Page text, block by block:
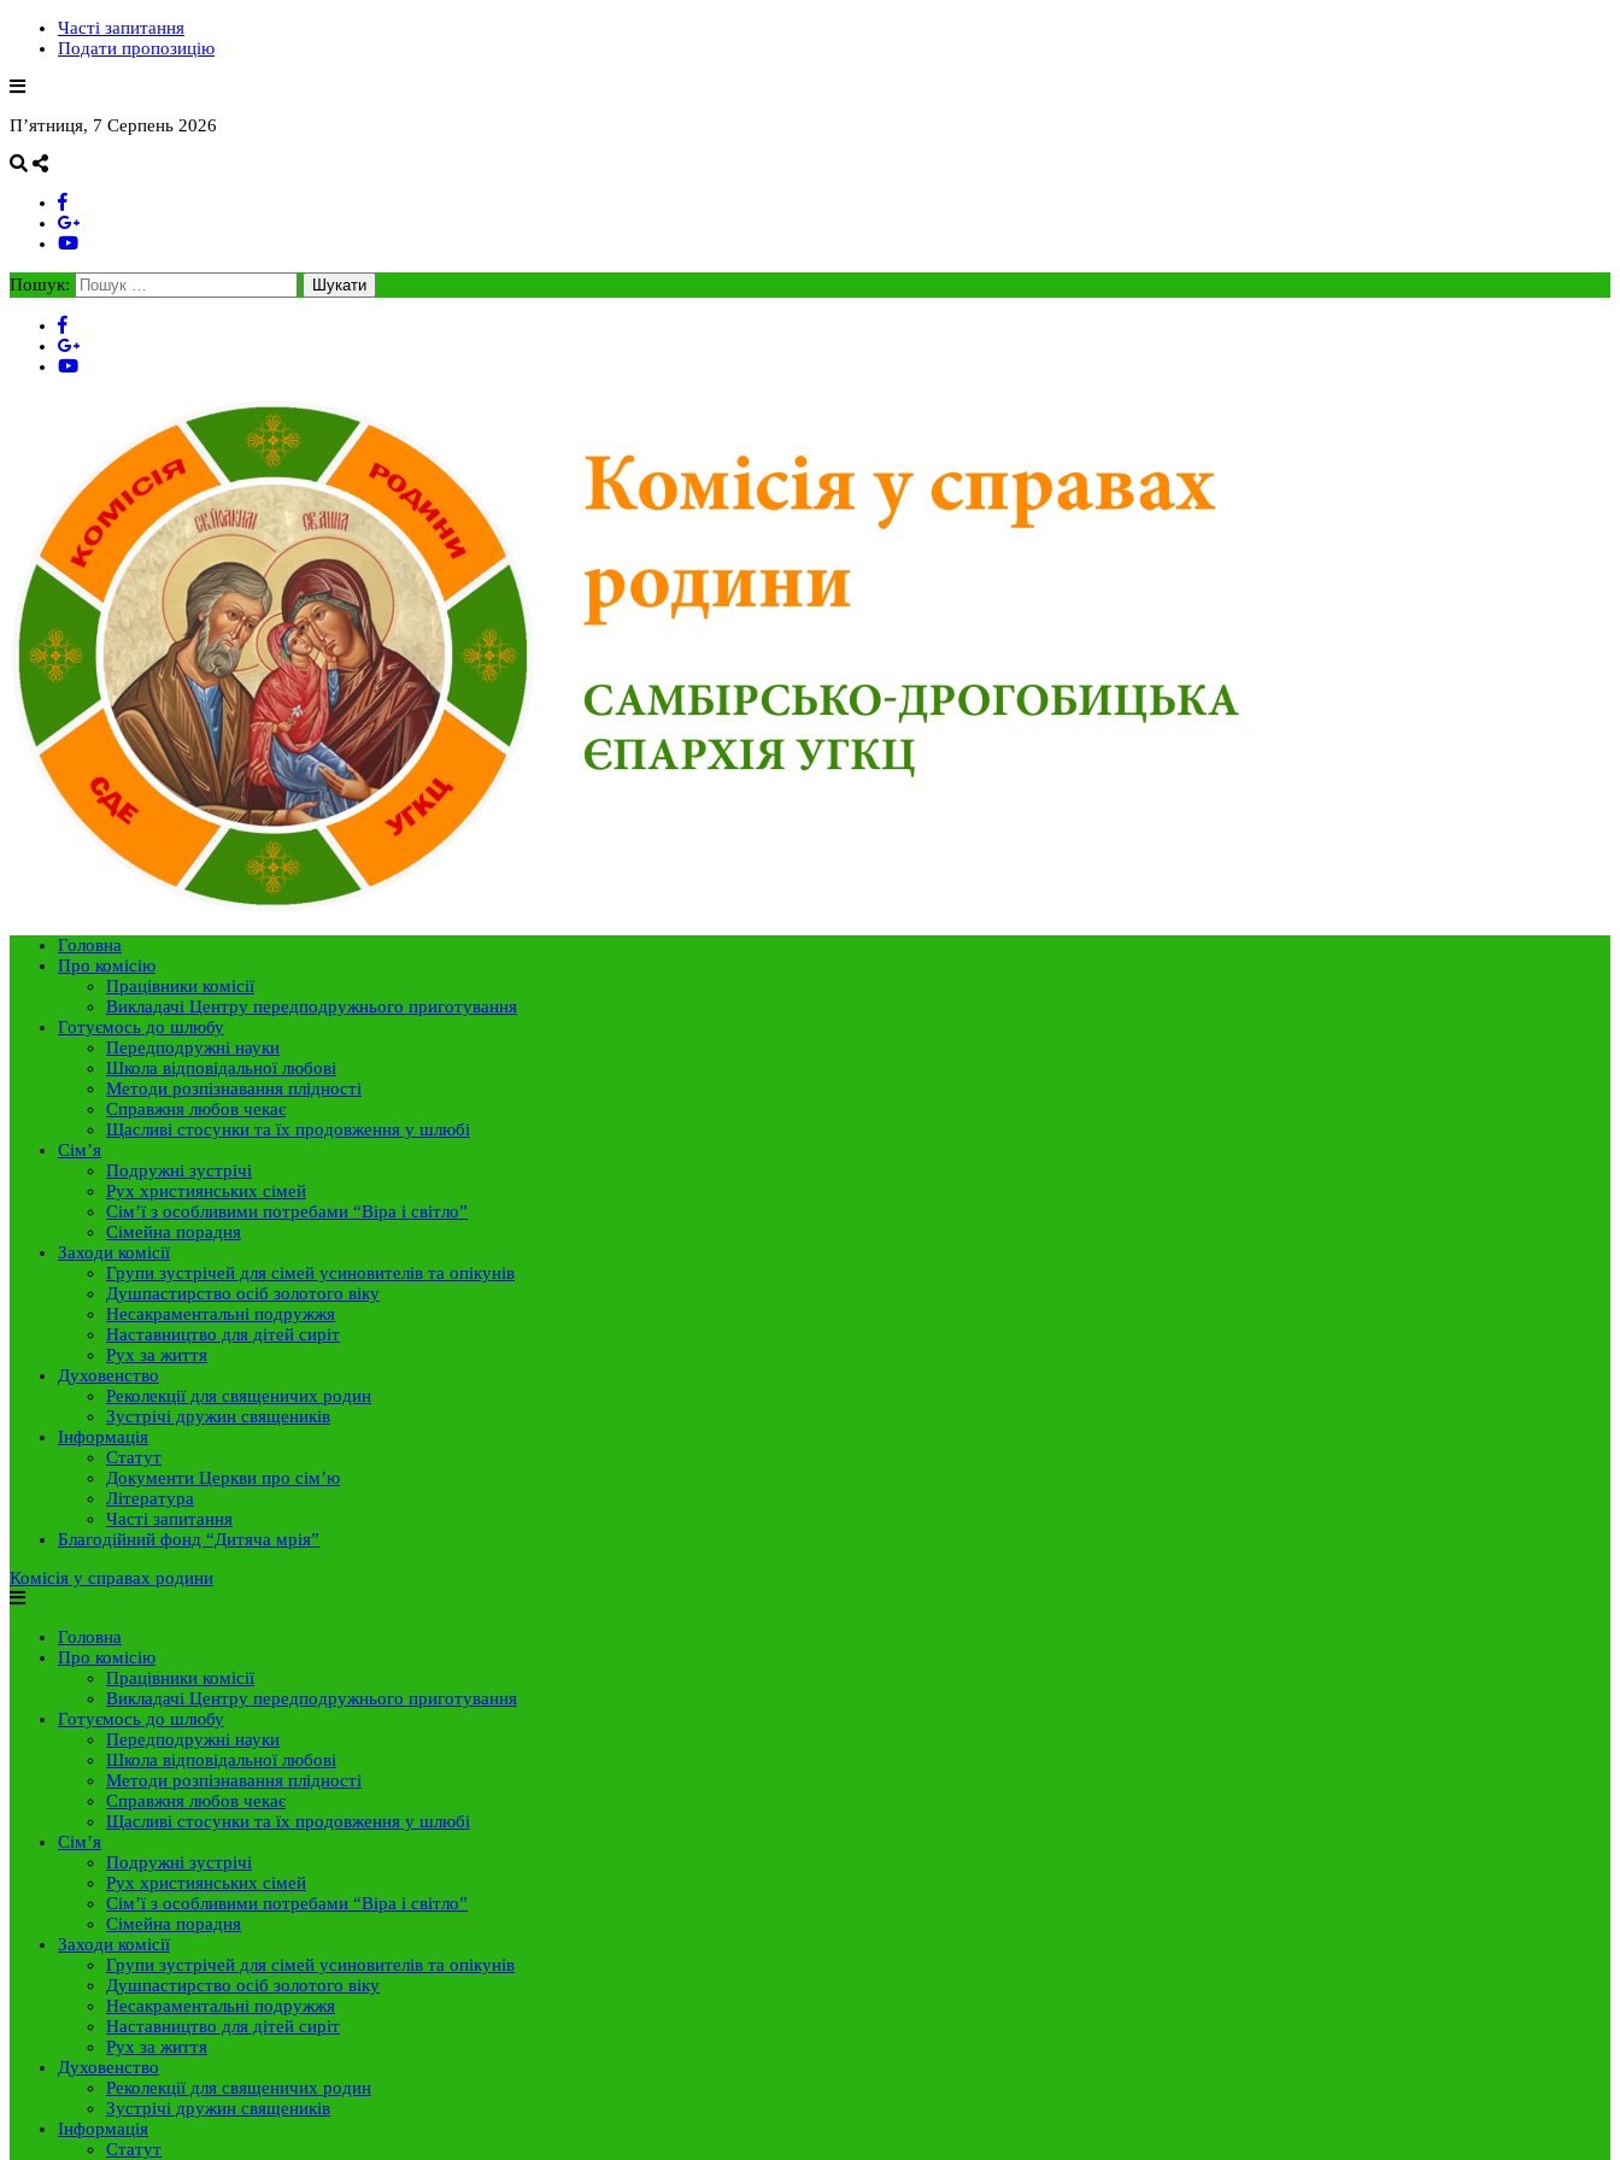
Часті запитання
Подати пропозицію
П’ятниця, 7 Серпень 2026
Пошук:
Головна
Про комісію
Працівники комісії
Викладачі Центру передподружнього приготування
Готуємось до шлюбу
Передподружні науки
Школа відповідальної любові
Методи розпізнавання плідності
Справжня любов чекає
Щасливі стосунки та їх продовження у шлюбі
Сім’я
Подружні зустрічі
Рух християнських сімей
Сім’ї з особливими потребами “Віра і світло”
Сімейна порадня
Заходи комісії
Групи зустрічей для сімей усиновителів та опікунів
Душпастирство осіб золотого віку
Несакраментальні подружжя
Наставництво для дітей сиріт
Рух за життя
Духовенство
Реколекції для священичих родин
Зустрічі дружин священиків
Інформація
Статут
Документи Церкви про сім’ю
Література
Часті запитання
Благодійний фонд “Дитяча мрія”
Комісія у справах родини
Головна
Про комісію
Працівники комісії
Викладачі Центру передподружнього приготування
Готуємось до шлюбу
Передподружні науки
Школа відповідальної любові
Методи розпізнавання плідності
Справжня любов чекає
Щасливі стосунки та їх продовження у шлюбі
Сім’я
Подружні зустрічі
Рух християнських сімей
Сім’ї з особливими потребами “Віра і світло”
Сімейна порадня
Заходи комісії
Групи зустрічей для сімей усиновителів та опікунів
Душпастирство осіб золотого віку
Несакраментальні подружжя
Наставництво для дітей сиріт
Рух за життя
Духовенство
Реколекції для священичих родин
Зустрічі дружин священиків
Інформація
Статут